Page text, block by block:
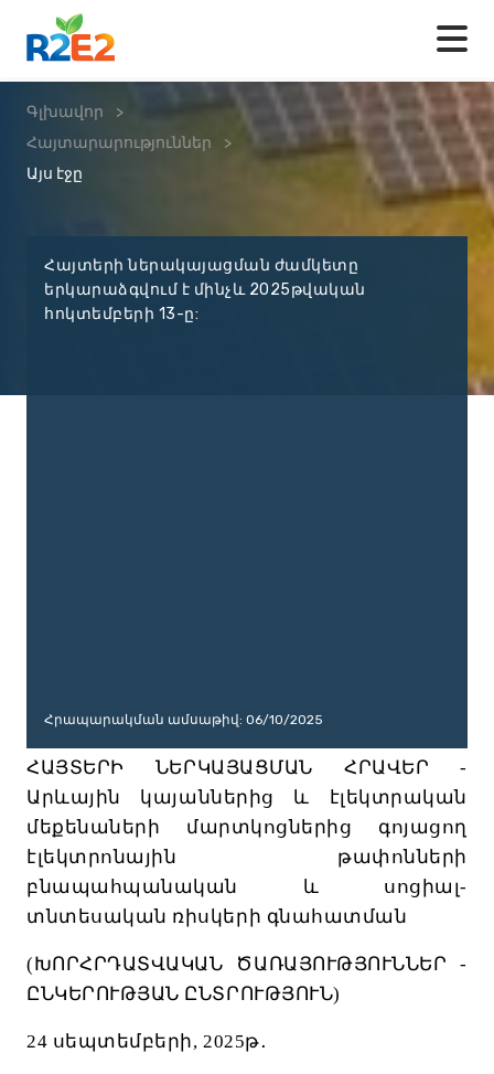
Գլխավոր
>
Հայտարարություններ
>
Այս էջը
Հայտերի ներակայացման ժամկետը
երկարաձգվում է մինչև 2025թվական
հոկտեմբերի 13-ը:
Հրապարակման ամսաթիվ: 06/10/2025
ՀԱՅՏԵՐԻ ՆԵՐԿԱՅԱՑՄԱՆ ՀՐԱՎԵՐ -
Արևային
կայաններից և
էլեկտրական
մեքենաների
մարտկոցներից
գոյացող
էլեկտրոնային
թափոնների
բնապահպանական
և սոցիալ-
տնտեսական ռիսկերի գնահատման
(ԽՈՐՀՐԴԱՏՎԱԿԱՆ ԾԱՌԱՅՈՒԹՅՈՒՆՆԵՐ -
ԸՆԿԵՐՈՒԹՅԱՆ ԸՆՏՐՈՒԹՅՈՒՆ)
24 սեպտեմբերի, 2025թ․